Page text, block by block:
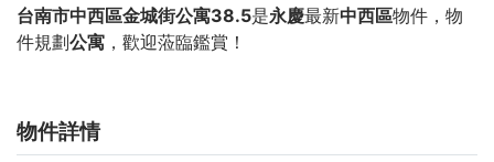
台南市中西區金城街公寓38.5是永慶最新中西區物件，物
件規劃公寓 ，歡迎蒞臨鑑賞！
物件詳情